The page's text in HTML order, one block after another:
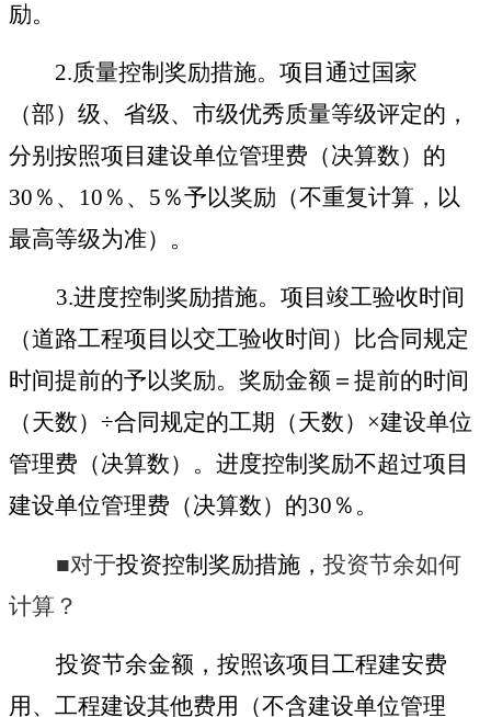
励。
2.质量控制奖励措施。项目通过国家
（部）级、省级、市级优秀质量等级评定的，
分别按照项目建设单位管理费（决算数）的
30％、10％、5％予以奖励（不重复计算，以
最高等级为准）。
3.进度控制奖励措施。项目竣工验收时间
（道路工程项目以交工验收时间）比合同规定
时间提前的予以奖励。奖励金额＝提前的时间
（天数）÷合同规定的工期（天数）×建设单位
管理费（决算数）。 进度控制奖励不超过项目
建设单位管理费（决算数）的30％。
■对于投资控制奖励措施， 投资节余如何
计算？
投资节余金额，按照该项目工程建安费
用、工程建设其他费用（不含建设单位管理